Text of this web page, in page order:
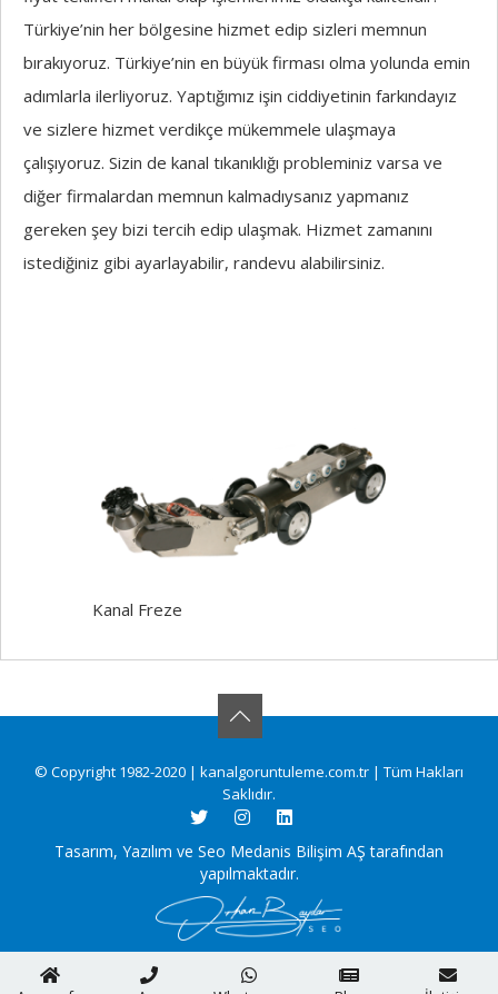
Türkiye’nin her bölgesine hizmet edip sizleri memnun
bırakıyoruz. Türkiye’nin en büyük firması olma yolunda emin
adımlarla ilerliyoruz. Yaptığımız işin ciddiyetinin farkındayız
ve sizlere hizmet verdikçe mükemmele ulaşmaya
çalışıyoruz. Sizin de kanal tıkanıklığı probleminiz varsa ve
diğer firmalardan memnun kalmadıysanız yapmanız
gereken şey bizi tercih edip ulaşmak. Hizmet zamanını
istediğiniz gibi ayarlayabilir, randevu alabilirsiniz.
Kanal Freze
© Copyright 1982-2020 | kanalgoruntuleme.com.tr | Tüm Hakları
Saklıdır.
Tasarım, Yazılım ve Seo Medanis Bilişim AŞ tarafından
yapılmaktadır.